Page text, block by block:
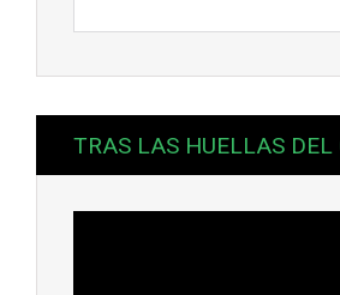
TRAS LAS HUELLAS DEL